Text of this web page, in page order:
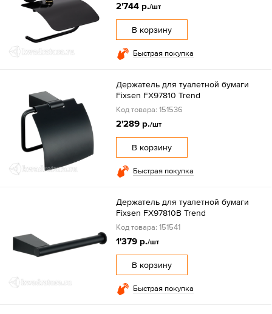
2'744 р./шт
В корзину
Быстрая покупка
Держатель для туалетной бумаги
Fixsen FX97810 Trend
Код товара: 151536
2'289 р./шт
В корзину
Быстрая покупка
Держатель для туалетной бумаги
Fixsen FX97810B Trend
Код товара: 151541
1'379 р./шт
В корзину
Быстрая покупка